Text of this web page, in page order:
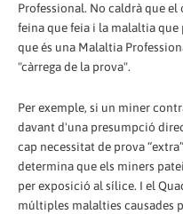
Professional. No caldrà que
feina que feia i la malaltia
que és una Malaltia
"càrrega de la prova".
Per exemple, si un miner
davant d'una presumpció
cap necessitat de prova
determina que els miners
per exposició al sílice. I el
múltiples malalties causades